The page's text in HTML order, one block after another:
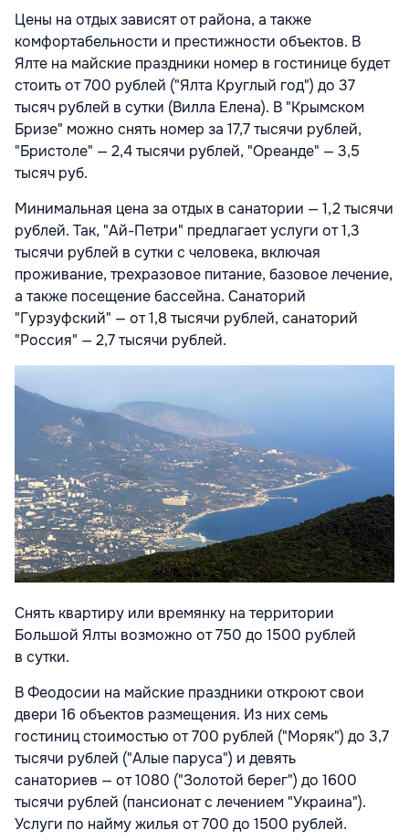
Цены на отдых зависят от района, а также
комфортабельности и престижности объектов. В
Ялте на майские праздники номер в гостинице будет
стоить от 700 рублей ("Ялта Круглый год") до 37
тысяч рублей в сутки (Вилла Елена). В "Крымском
Бризе" можно снять номер за 17,7 тысячи рублей,
"Бристоле" — 2,4 тысячи рублей, "Ореанде" — 3,5
тысяч руб.
Минимальная цена за отдых в санатории — 1,2 тысячи
рублей. Так, "Ай-Петри" предлагает услуги от 1,3
тысячи рублей в сутки с человека, включая
проживание, трехразовое питание, базовое лечение,
а также посещение бассейна. Санаторий
"Гурзуфский" — от 1,8 тысячи рублей, санаторий
"Россия" — 2,7 тысячи рублей.
Снять квартиру или времянку на территории
Большой Ялты возможно от 750 до 1500 рублей
в сутки.
В Феодосии на майские праздники откроют свои
двери 16 объектов размещения. Из них семь
гостиниц стоимостью от 700 рублей ("Моряк") до 3,7
тысячи рублей ("Алые паруса") и девять
санаториев — от 1080 ("Золотой берег") до 1600
тысячи рублей (пансионат с лечением "Украина").
Услуги по найму жилья от 700 до 1500 рублей.